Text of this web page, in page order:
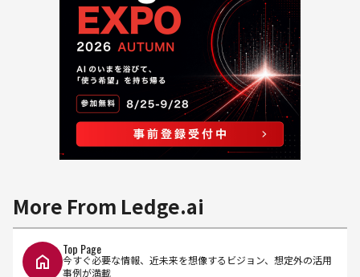
More From Ledge.ai
Top Page
今すぐ必要な情報、近未来を想像するビジョン、想定外の活用
事例が満載